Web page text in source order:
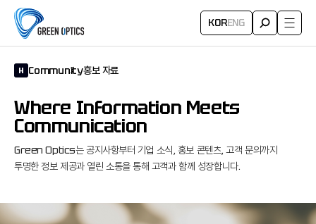
KORENG
H Community홍보 자료
Where Information Meets
Communication
Green Optics는 공지사항부터 기업 소식, 홍보 콘텐츠,고객 문의까지
투명한 정보 제공과 열린 소통을 통해 고객과 함께 성장합니다.